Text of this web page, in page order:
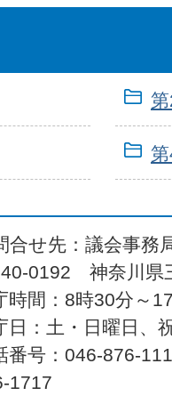
合せ先：議会事務
0192 神奈川県
時間：8時30分～
日：土・日曜日、
番号：046-876-
1717